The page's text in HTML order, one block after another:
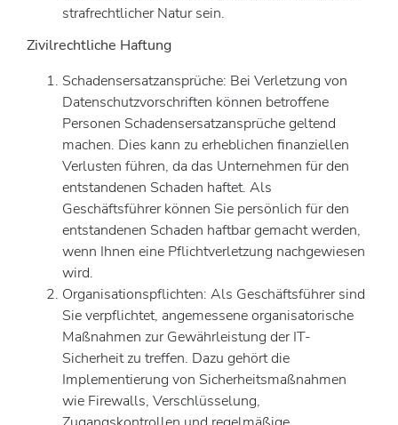
strafrechtlicher Natur sein.
Zivilrechtliche Haftung
Schadensersatzansprüche: Bei Verletzung von
Datenschutzvorschriften können betroffene
Personen Schadensersatzansprüche geltend
machen. Dies kann zu erheblichen finanziellen
Verlusten führen, da das Unternehmen für den
entstandenen Schaden haftet. Als
Geschäftsführer können Sie persönlich für den
entstandenen Schaden haftbar gemacht werden,
wenn Ihnen eine Pflichtverletzung nachgewiesen
wird.
Organisationspflichten: Als Geschäftsführer sind
Sie verpflichtet, angemessene organisatorische
Maßnahmen zur Gewährleistung der IT-
Sicherheit zu treffen. Dazu gehört die
Implementierung von Sicherheitsmaßnahmen
wie Firewalls, Verschlüsselung,